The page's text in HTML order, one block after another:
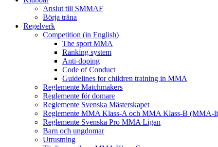
Anslut till SMMAF
Börja träna
Regelverk
Competition (in English)
The sport MMA
Ranking system
Anti-doping
Code of Conduct
Guidelines for children training in MMA
Reglemente Matchmakers
Reglemente för domare
Reglemente Svenska Mästerskapet
Reglemente MMA Klass-A och MMA Klass-B (MMA-
Reglemente Svenska Pro MMA Ligan
Barn och ungdomar
Utrustning